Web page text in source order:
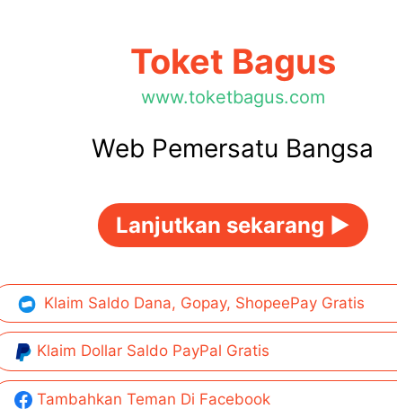
Toket Bagus
www.toketbagus.com
Web Pemersatu Bangsa
Lanjutkan sekarang ►
Klaim Saldo Dana, Gopay, ShopeePay Gratis
Klaim Dollar Saldo PayPal Gratis
Tambahkan Teman Di Facebook